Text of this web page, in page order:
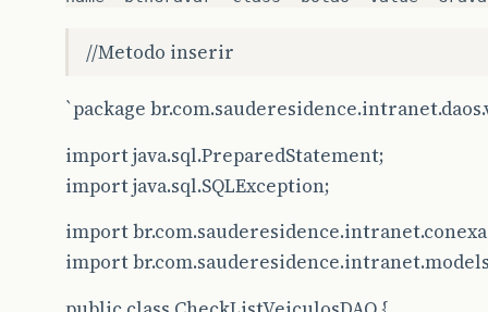
//Metodo inserir
`package
import java.sql.PreparedStatement;
import java.sql.SQLException;
import
import